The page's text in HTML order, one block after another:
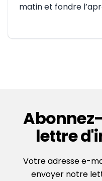
matin et fondre
lettre
Votre adresse e-
envoyer notre